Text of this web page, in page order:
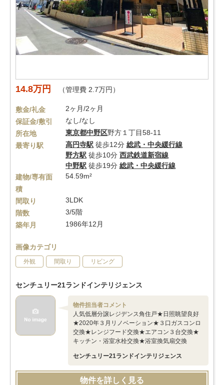
14.8万円 （管理費 2.7万円）
敷金/礼金
2ヶ月/2ヶ月
保証金/敷引
なし/なし
所在地
東京都中野区野方１丁目58-11
最寄り駅
高円寺駅 徒歩12分 総武・中央緩行線
野方駅 徒歩10分 西武鉄道新宿線
中野駅 徒歩19分 総武・中央緩行線
建物/専有面
積
54.59m²
間取り
3LDK
階数
3/5階
築年月
1986年12月
画像カテゴリ
外観 間取り リビング
センチュリー21ランドインテリジェンス
物件担当者コメント
人気低層分譲レジデンス角住戸★日照眺望良好
★2020年３月リノベーション★３口ガスコンロ
交換★レンジフード交換★エアコン３台交換★
キッチン・浴室水栓交換★浴室換気扇交換
センチュリー21ランドインテリジェンス
物件を詳しく見る